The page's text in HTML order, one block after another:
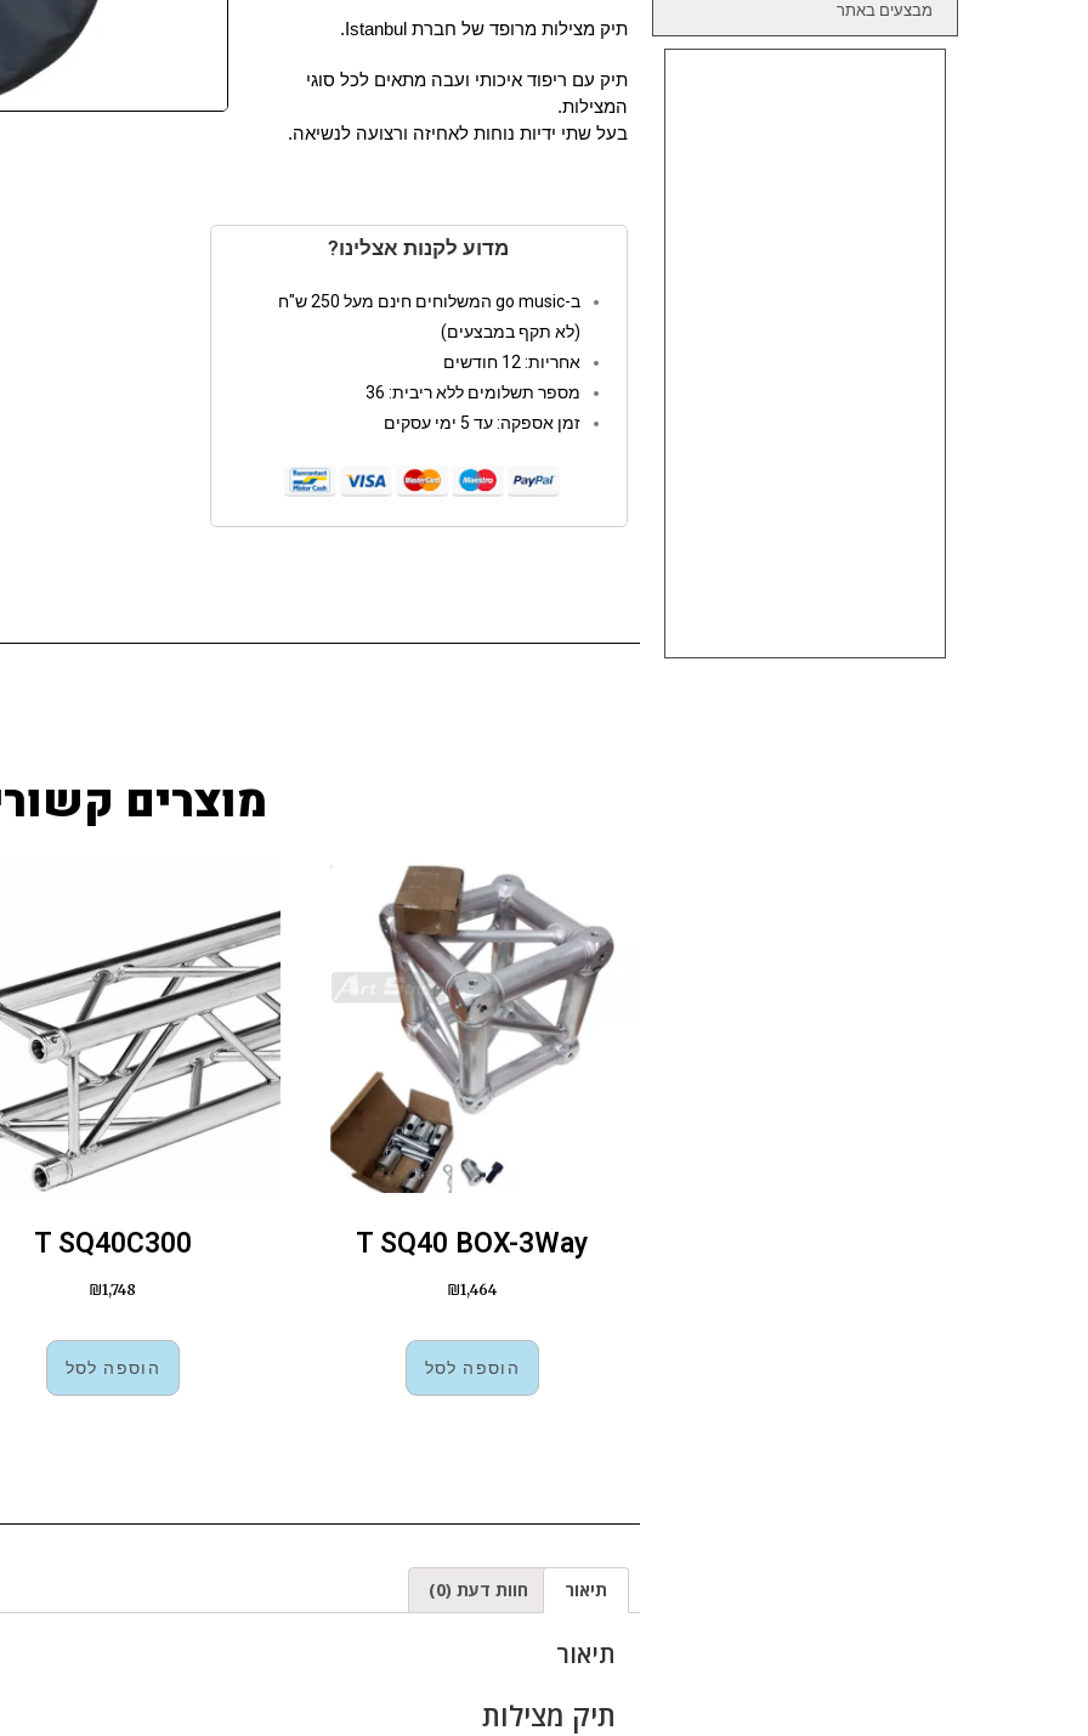
מבצעים באתר
תיק מצילות מרופד של חברת Istanbul.
תיק עם ריפוד איכותי ועבה מתאים לכל סוגי
המצילות.
בעל שתי ידיות נוחות לאחיזה ורצועה לנשיאה.
מדוע לקנות אצלינו?
ב-go music המשלוחים חינם מעל 250 ש"ח
(לא תקף במבצעים)
אחריות: 12 חודשים
מספר תשלומים ללא ריבית: 36
זמן אספקה: עד 5 ימי עסקים
מוצרים
T SQ40 BOX-3Way
₪1,464
הוספה לסל
T SQ40C300
₪1,748
הוספה לסל
תיאור חוות דעת (0)
תיאור
תיק מצילות